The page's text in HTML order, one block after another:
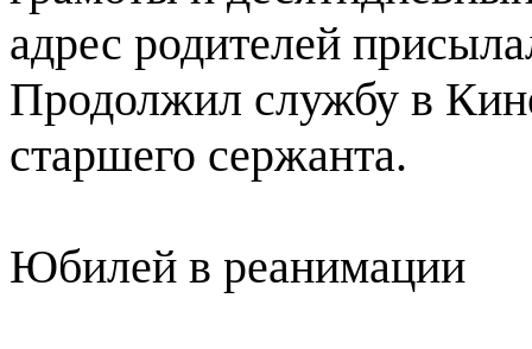
адрес родителей
Продолжил службу в
старшего сержанта.
Юбилей в реанимации